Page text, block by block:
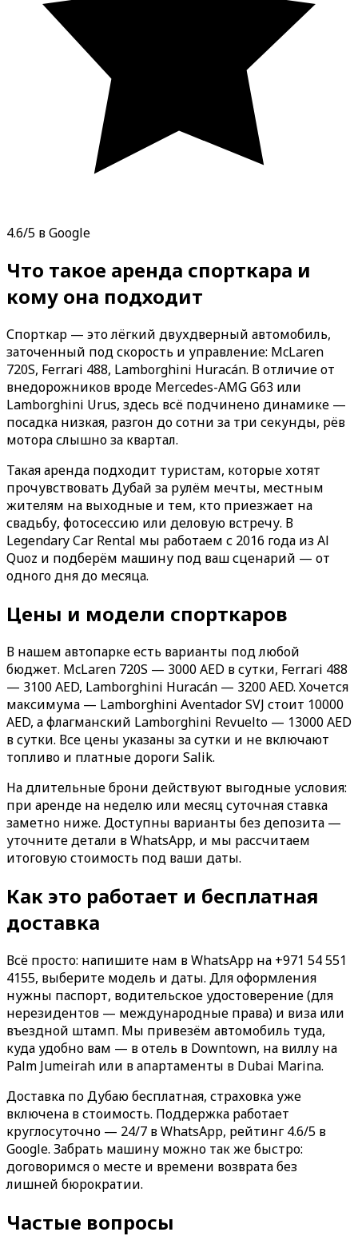
4.6/5 в Google
Что такое аренда спорткара и
кому она подходит
Спорткар — это лёгкий двухдверный автомобиль,
заточенный под скорость и управление: McLaren
720S, Ferrari 488, Lamborghini Huracán. В отличие от
внедорожников вроде Mercedes-AMG G63 или
Lamborghini Urus, здесь всё подчинено динамике —
посадка низкая, разгон до сотни за три секунды, рёв
мотора слышно за квартал.
Такая аренда подходит туристам, которые хотят
прочувствовать Дубай за рулём мечты, местным
жителям на выходные и тем, кто приезжает на
свадьбу, фотосессию или деловую встречу. В
Legendary Car Rental мы работаем с 2016 года из Al
Quoz и подберём машину под ваш сценарий — от
одного дня до месяца.
Цены и модели спорткаров
В нашем автопарке есть варианты под любой
бюджет. McLaren 720S — 3000 AED в сутки, Ferrari 488
— 3100 AED, Lamborghini Huracán — 3200 AED. Хочется
максимума — Lamborghini Aventador SVJ стоит 10000
AED, а флагманский Lamborghini Revuelto — 13000 AED
в сутки. Все цены указаны за сутки и не включают
топливо и платные дороги Salik.
На длительные брони действуют выгодные условия:
при аренде на неделю или месяц суточная ставка
заметно ниже. Доступны варианты без депозита —
уточните детали в WhatsApp, и мы рассчитаем
итоговую стоимость под ваши даты.
Как это работает и бесплатная
доставка
Всё просто: напишите нам в WhatsApp на +971 54 551
4155, выберите модель и даты. Для оформления
нужны паспорт, водительское удостоверение (для
нерезидентов — международные права) и виза или
въездной штамп. Мы привезём автомобиль туда,
куда удобно вам — в отель в Downtown, на виллу на
Palm Jumeirah или в апартаменты в Dubai Marina.
Доставка по Дубаю бесплатная, страховка уже
включена в стоимость. Поддержка работает
круглосуточно — 24/7 в WhatsApp, рейтинг 4.6/5 в
Google. Забрать машину можно так же быстро:
договоримся о месте и времени возврата без
лишней бюрократии.
Частые вопросы